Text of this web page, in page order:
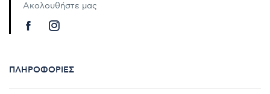
Ακολουθήστε μας
ΠΛΗΡΟΦΟΡΊΕΣ